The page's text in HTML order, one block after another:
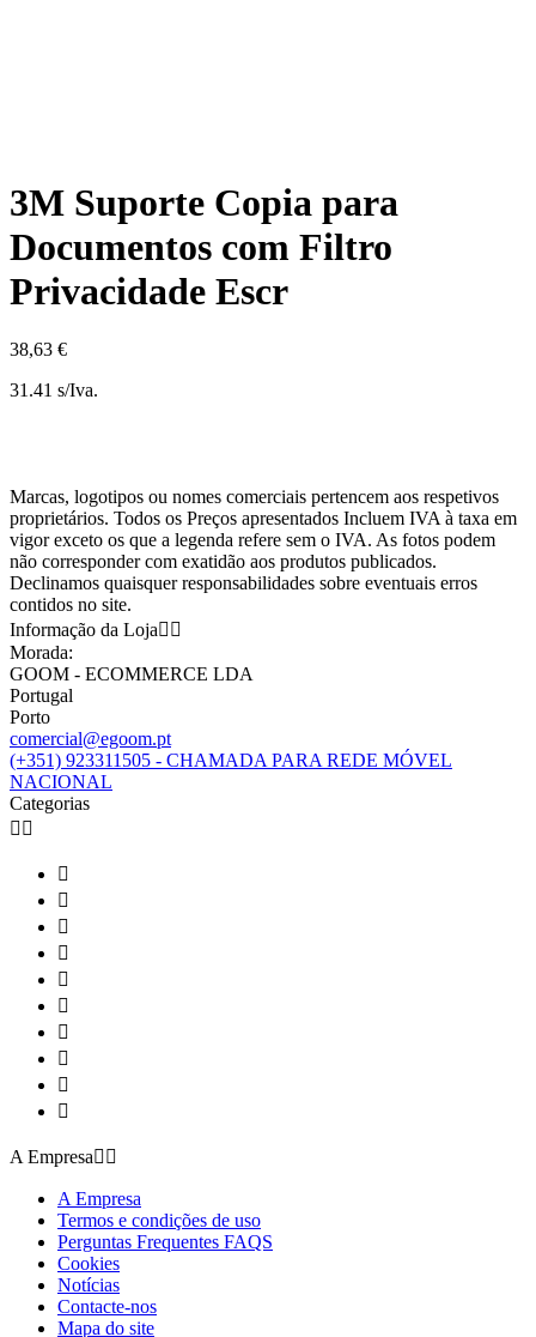
3M Suporte Copia para
Documentos com Filtro
Privacidade Escr
38,63 €
31.41 s/Iva.
Marcas, logotipos ou nomes comerciais pertencem aos respetivos
proprietários. Todos os Preços apresentados Incluem IVA à taxa em
vigor exceto os que a legenda refere sem o IVA. As fotos podem
não corresponder com exatidão aos produtos publicados.
Declinamos quaisquer responsabilidades sobre eventuais erros
contidos no site.
Informação da Loja 
Morada:
GOOM - ECOMMERCE LDA
Portugal
Porto
comercial@egoom.pt
(+351) 923311505 - CHAMADA PARA REDE MÓVEL
NACIONAL
Categorias
 










A Empresa 
A Empresa
Termos e condições de uso
Perguntas Frequentes FAQS
Cookies
Notícias
Contacte-nos
Mapa do site